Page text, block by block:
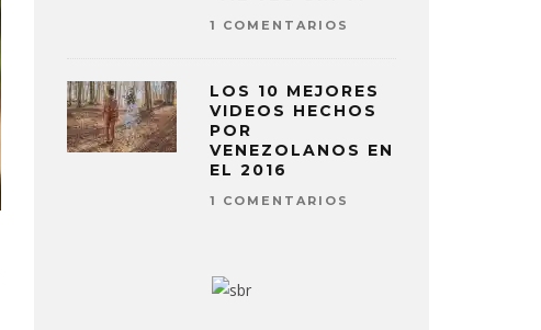
PARA AYUDAR A LOS
DAMNIFICADOS EN VENEZUELA
1 COMENTARIOS
LOS 10 MEJORES
VIDEOS HECHOS
POR
VENEZOLANOS EN
EL 2016
1 COMENTARIOS